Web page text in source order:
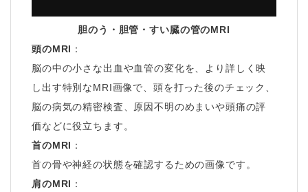
胆のう・胆管・すい臓の管のMRI
頭のMRI ：
脳の中の小さな出血や血管の変化を、より詳しく映
し出す特別なMRI画像で、頭を打った後のチェック、
脳の病気の精密検査、原因不明のめまいや頭痛の評
価などに役立ちます。
首のMRI ：
首の骨や神経の状態を確認するための画像です。
肩のMRI ：